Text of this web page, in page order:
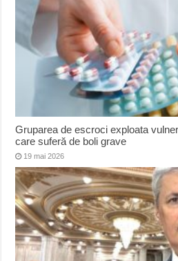
Gruparea de escroci exploata
care suferă de boli grave
19 mai 2026